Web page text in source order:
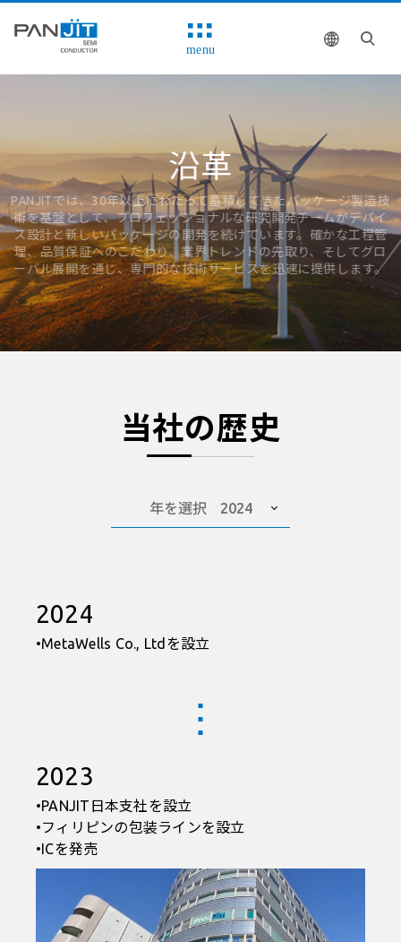
menu
沿革
PANJITでは、30年以上にわたって蓄積してきたパッケージ製造技
術を基盤として、プロフェッショナルな研究開発チームがデバイ
ス設計と新しいパッケージの開発を続けています。確かな工程管
理、品質保証へのこだわり、業界トレンドの先取り、そしてグロ
ーバル展開を通じ、専門的な技術サービスを迅速に提供します。
当社の歴史
年を選択 2024
2024
•MetaWells Co., Ltdを設立
2023
•PANJIT日本支社を設立
•フィリピンの包装ラインを設立
•ICを発売